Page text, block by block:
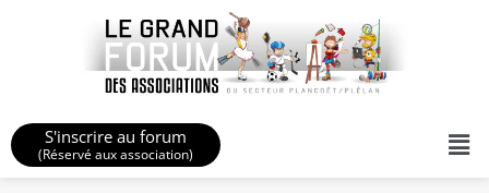
S'inscrire au forum
(Réservé aux association)